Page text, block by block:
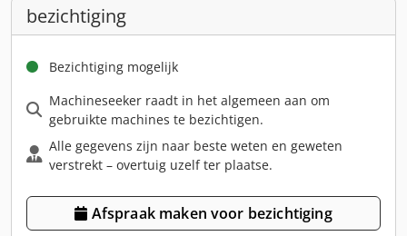
bezichtiging
Bezichtiging mogelijk
Machineseeker raadt in het algemeen aan om
gebruikte machines te bezichtigen.
Alle gegevens zijn naar beste weten en geweten
verstrekt – overtuig uzelf ter plaatse.
Afspraak maken voor bezichtiging